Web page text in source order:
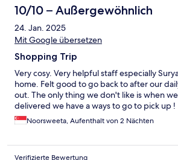
10/10 – Außergewöhnlich
24. Jan. 2025
Mit Google übersetzen
Shopping Trip
Very cosy. Very helpful staff especially
home. Felt good to go back to after our
out. The only thing we don't like is when
delivered we have a ways to go to pick up !
Noorsweeta, Aufenthalt von 2 Nächten
Verifizierte Bewertung